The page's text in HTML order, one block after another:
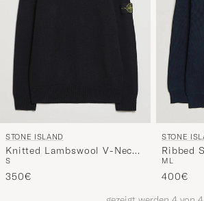
STONE ISLAND
Knitted Lambswool V-Neck
Black
S
350€
STONE
Ribbed
Crew
M L
400€